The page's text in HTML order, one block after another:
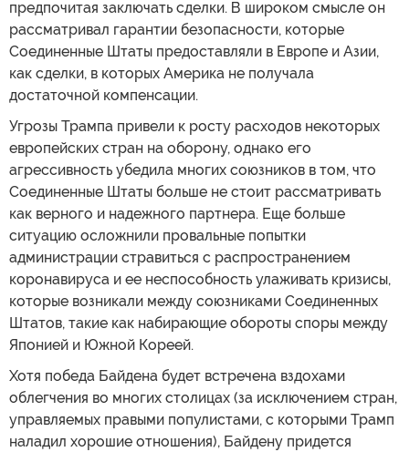
предпочитая заключать сделки. В широком смысле он
рассматривал гарантии безопасности, которые
Соединенные Штаты предоставляли в Европе и Азии,
как сделки, в которых Америка не получала
достаточной компенсации.
Угрозы Трампа привели к росту расходов некоторых
европейских стран на оборону, однако его
агрессивность убедила многих союзников в том, что
Соединенные Штаты больше не стоит рассматривать
как верного и надежного партнера. Еще больше
ситуацию осложнили провальные попытки
администрации стравиться с распространением
коронавируса и ее неспособность улаживать кризисы,
которые возникали между союзниками Соединенных
Штатов, такие как набирающие обороты споры между
Японией и Южной Кореей.
Хотя победа Байдена будет встречена вздохами
облегчения во многих столицах (за исключением стран,
управляемых правыми популистами, с которыми Трамп
наладил хорошие отношения), Байдену придется